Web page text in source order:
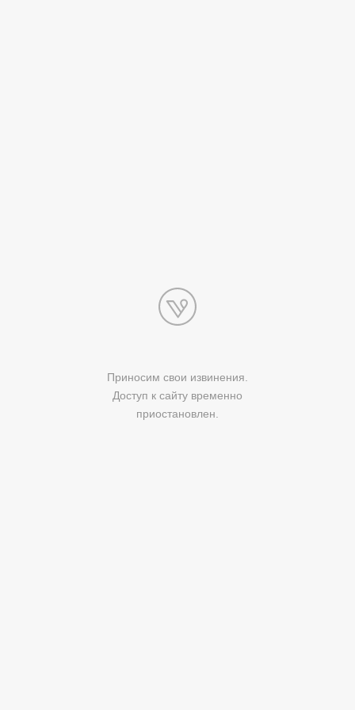
Приносим свои извинения.
Доступ к сайту временно
приостановлен.